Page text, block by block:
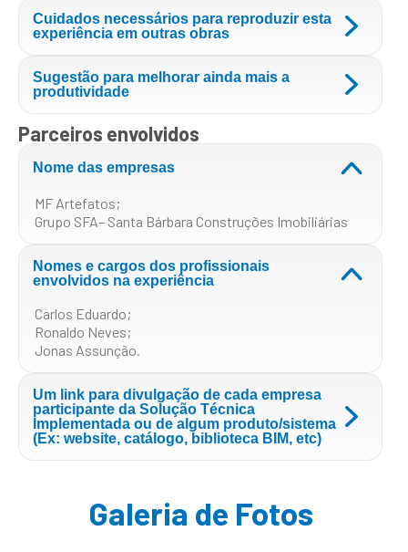
Cuidados necessários para reproduzir esta
experiência em outras obras
Sugestão para melhorar ainda mais a
produtividade
Parceiros envolvidos
Nome das empresas
MF Artefatos;
Grupo SFA– Santa Bárbara Construções Imobiliárias
Nomes e cargos dos profissionais
envolvidos na experiência
Carlos Eduardo;
Ronaldo Neves;
Jonas Assunção.
Um link para divulgação de cada empresa
participante da Solução Técnica
Implementada ou de algum produto/sistema
(Ex: website, catálogo, biblioteca BIM, etc)
Galeria de Fotos